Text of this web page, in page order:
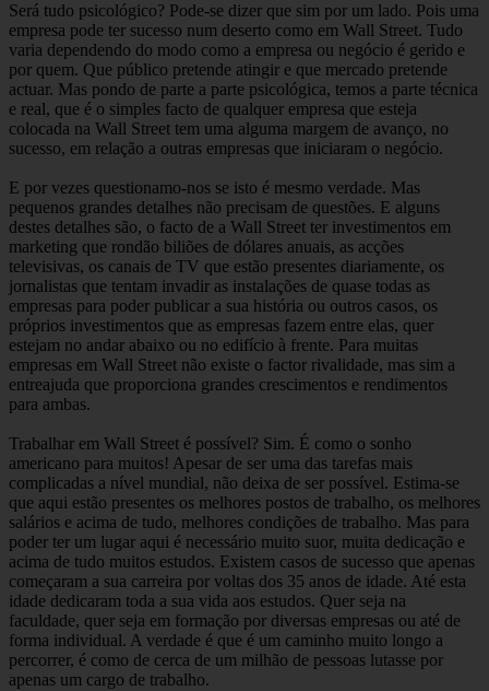
Será tudo psicológico? Pode-se dizer que sim por um lado. Pois uma
empresa pode ter sucesso num deserto como em Wall Street. Tudo
varia dependendo do modo como a empresa ou negócio é gerido e
por quem. Que público pretende atingir e que mercado pretende
actuar. Mas pondo de parte a parte psicológica, temos a parte técnica
e real, que é o simples facto de qualquer empresa que esteja
colocada na Wall Street tem uma alguma margem de avanço, no
sucesso, em relação a outras empresas que iniciaram o negócio.
E por vezes questionamo-nos se isto é mesmo verdade. Mas
pequenos grandes detalhes não precisam de questões. E alguns
destes detalhes são, o facto de a Wall Street ter investimentos em
marketing que rondão biliões de dólares anuais, as acções
televisivas, os canais de TV que estão presentes diariamente, os
jornalistas que tentam invadir as instalações de quase todas as
empresas para poder publicar a sua história ou outros casos, os
próprios investimentos que as empresas fazem entre elas, quer
estejam no andar abaixo ou no edifício à frente. Para muitas
empresas em Wall Street não existe o factor rivalidade, mas sim a
entreajuda que proporciona grandes crescimentos e rendimentos
para ambas.
Trabalhar em Wall Street é possível? Sim. É como o sonho
americano para muitos! Apesar de ser uma das tarefas mais
complicadas a nível mundial, não deixa de ser possível. Estima-se
que aqui estão presentes os melhores postos de trabalho, os melhores
salários e acima de tudo, melhores condições de trabalho. Mas para
poder ter um lugar aqui é necessário muito suor, muita dedicação e
acima de tudo muitos estudos. Existem casos de sucesso que apenas
começaram a sua carreira por voltas dos 35 anos de idade. Até esta
idade dedicaram toda a sua vida aos estudos. Quer seja na
faculdade, quer seja em formação por diversas empresas ou até de
forma individual. A verdade é que é um caminho muito longo a
percorrer, é como de cerca de um milhão de pessoas lutasse por
apenas um cargo de trabalho.